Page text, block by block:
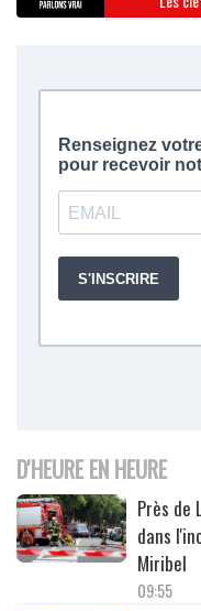
D'HEURE EN HEURE
Près de
dans
Miribel
09:55